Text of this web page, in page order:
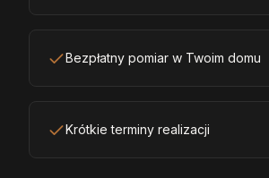
Bezpłatny pomiar w Twoim domu
Krótkie terminy realizacji